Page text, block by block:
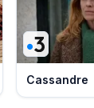
Cassandre